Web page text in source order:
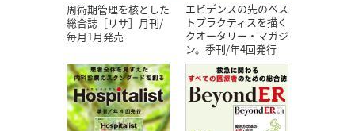
周術期管理を核とした
総合誌［リサ］月刊/
毎月1月発売
エビデンスの先のベス
トプラクティスを描く
クオータリー・マガジ
ン。季刊/年4回発行